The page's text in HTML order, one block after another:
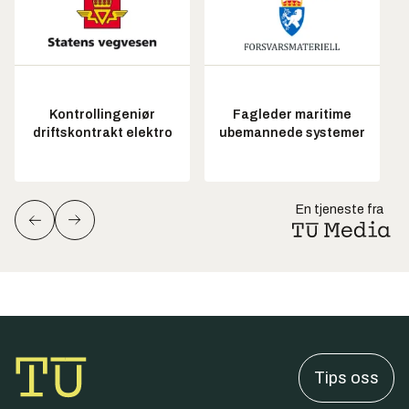
Kontrollingeniør
driftskontrakt elektro
Fagleder maritime
ubemannede systemer
En tjeneste fra
Tips oss